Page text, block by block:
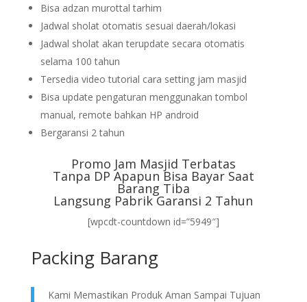
Bisa adzan murottal tarhim
Jadwal sholat otomatis sesuai daerah/lokasi
Jadwal sholat akan terupdate secara otomatis
selama 100 tahun
Tersedia video tutorial cara setting jam masjid
Bisa update pengaturan menggunakan tombol
manual, remote bahkan HP android
Bergaransi 2 tahun
Promo Jam Masjid Terbatas
Tanpa DP Apapun Bisa Bayar Saat
Barang Tiba
Langsung Pabrik Garansi 2 Tahun
[wpcdt-countdown id=”5949″]
Packing Barang
Kami Memastikan Produk Aman Sampai Tujuan